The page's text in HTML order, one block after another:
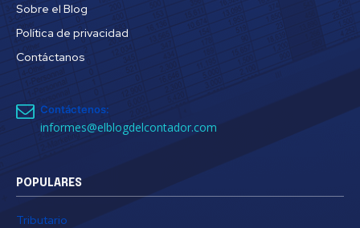
Sobre el Blog
Política de privacidad
Contáctanos
Contáctenos:
informes@elblogdelcontador.com
POPULARES
Tributario